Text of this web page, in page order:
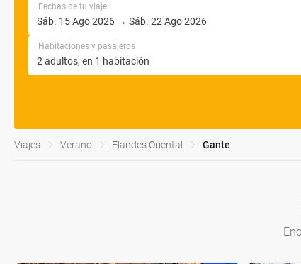
Fechas de tu viaje
Habitaciones y pasajeros
Viajes Verano Flandes Oriental Gante